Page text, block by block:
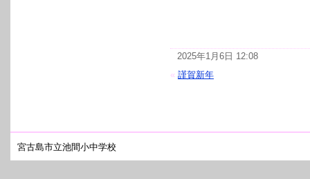
2025年1月6日 12:08
« 謹賀新年
宮古島市立池間小中学校